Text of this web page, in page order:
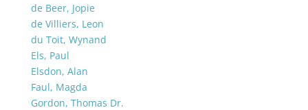
de Beer, Jopie
de Villiers, Leon
du Toit, Wynand
Els, Paul
Elsdon, Alan
Faul, Magda
Gordon, Thomas Dr.